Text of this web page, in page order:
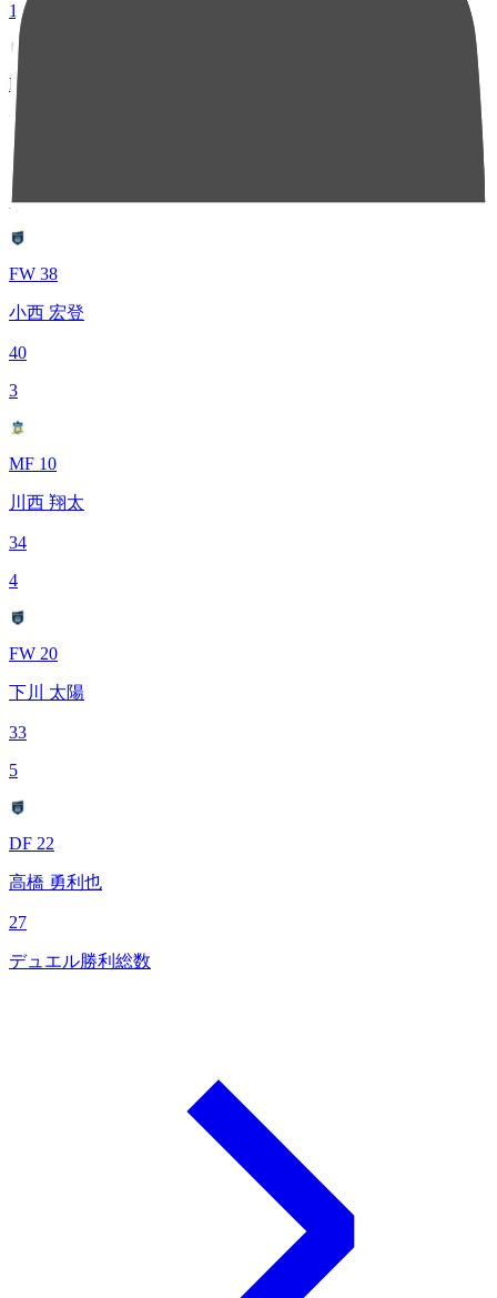
1
MF 7
西村 恭史
48
2
FW 38
小西 宏登
40
3
MF 10
川西 翔太
34
4
FW 20
下川 太陽
33
5
DF 22
高橋 勇利也
27
デュエル勝利総数